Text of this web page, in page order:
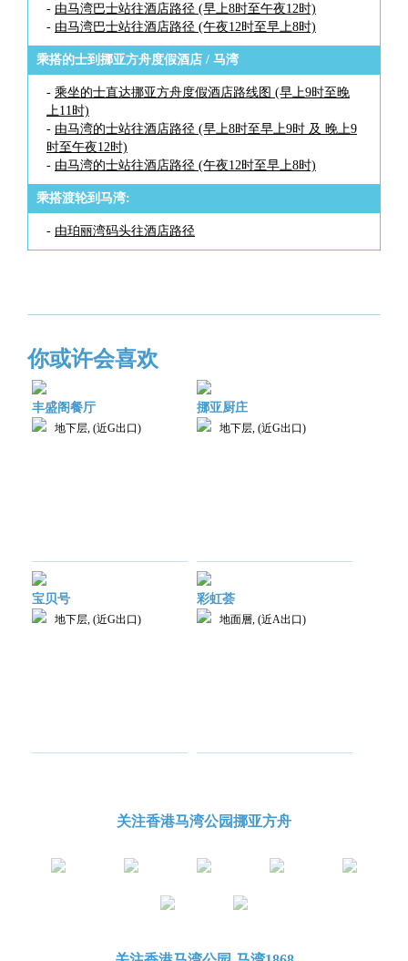
- 由马湾巴士站往酒店路径 (早上8时至午夜12时)
- 由马湾巴士站往酒店路径 (午夜12时至早上8时)
乘搭的士到挪亚方舟度假酒店 / 马湾
- 乘坐的士直达挪亚方舟度假酒店路线图 (早上9时至晚
上11时)
- 由马湾的士站往酒店路径 (早上8时至早上9时 及 晚上9
时至午夜12时)
- 由马湾的士站往酒店路径 (午夜12时至早上8时)
乘搭渡轮到马湾:
- 由珀丽湾码头往酒店路径
你或许会喜欢
丰盛阁餐厅
地下层, (近G出口)
挪亚厨庄
地下层, (近G出口)
宝贝号
地下层, (近G出口)
彩虹荟
地面層, (近A出口)
关注香港马湾公园挪亚方舟